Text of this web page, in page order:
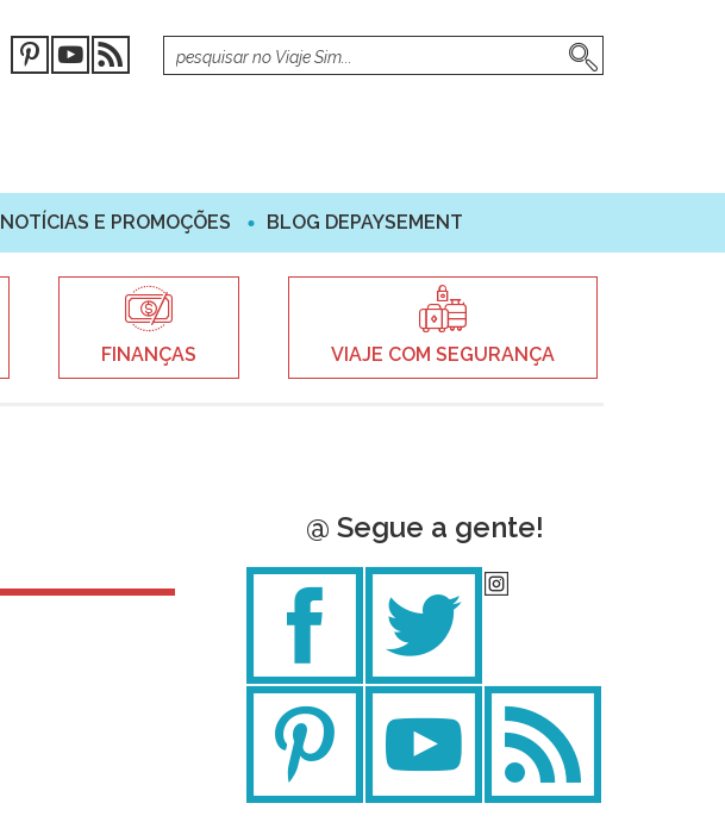
NOTÍCIAS E PROMOÇÕES BLOG DEPAYSEMENT
FINANÇAS VIAJE COM SEGURANÇA
@ Segue a gente!